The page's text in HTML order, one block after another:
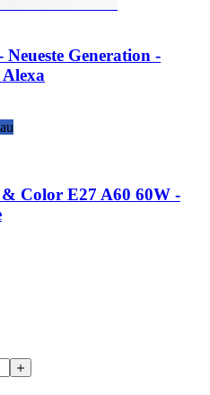
Generation -
Color E27 A60 60W -